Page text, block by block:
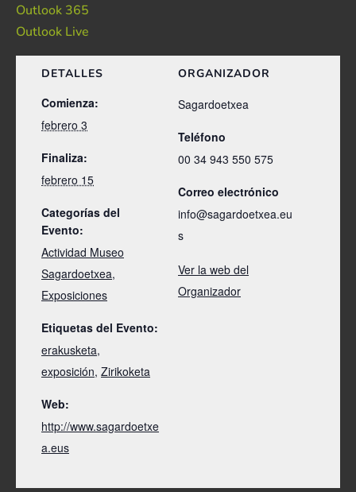
Outlook 365
Outlook Live
DETALLES
Comienza:
febrero 3
Finaliza:
febrero 15
Categorías del
Evento:
Actividad Museo
Sagardoetxea,
Exposiciones
Etiquetas del Evento:
erakusketa,
exposición, Zirikoketa
Web:
http://www.sagardoetxe
a.eus
ORGANIZADOR
Sagardoetxea
Teléfono
00 34 943 550 575
Correo electrónico
info@sagardoetxea.eu
s
Ver la web del
Organizador